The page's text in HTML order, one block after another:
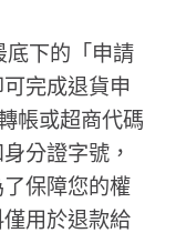
底下的「申請
完成退貨申
帳或超商代碼
分證字號，
保障您的權
用於退款給